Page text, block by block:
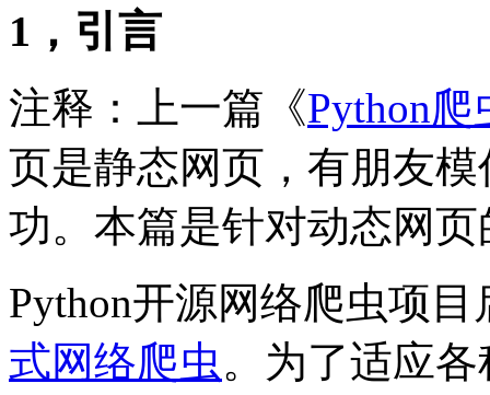
1，引言
注释：上一篇《Python
页是静态网页，有朋友
功。本篇是针对动态网
Python开源网络爬虫项
式网络爬虫。为了适应